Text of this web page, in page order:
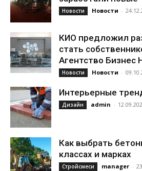
Новости Новости -
КИО предложил
стать
Агентство Бизнес
Новости Новости -
Интерьерные
Дизайн admin -
Как выбрать
классах и марках
Стройсмеси manager -